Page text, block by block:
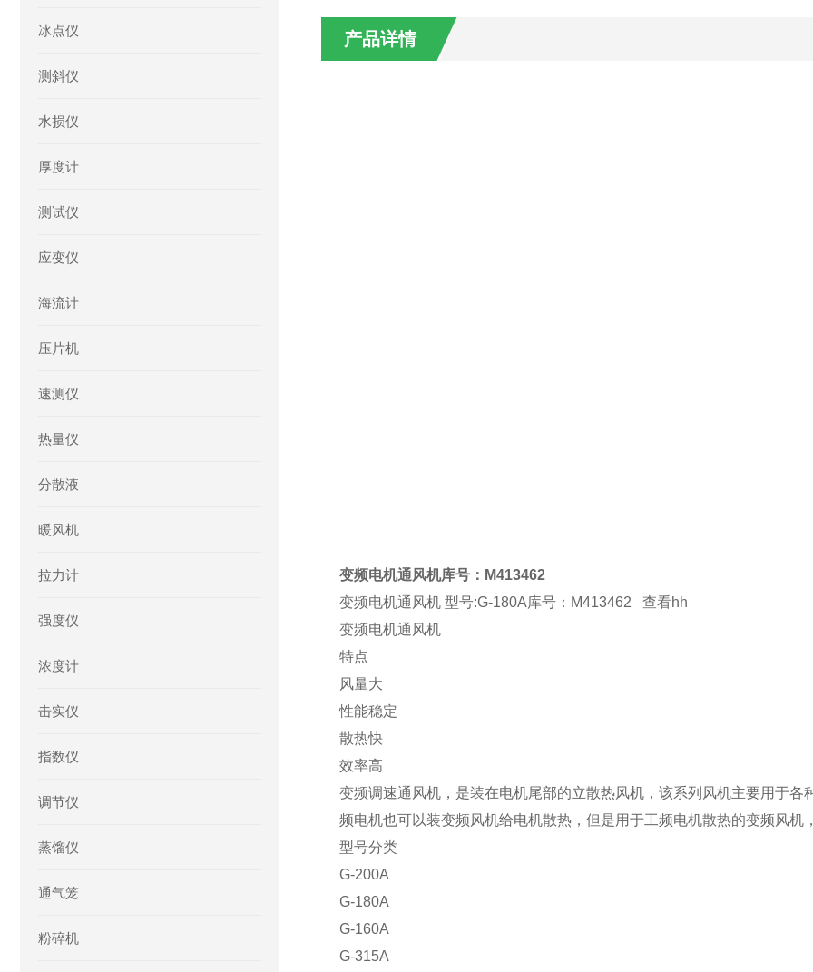
冰点仪
测斜仪
水损仪
厚度计
测试仪
应变仪
海流计
压片机
速测仪
热量仪
分散液
暖风机
拉力计
强度仪
浓度计
击实仪
指数仪
调节仪
蒸馏仪
通气笼
粉碎机
产品详情
变频电机通风机库号：M413462
变频电机通风机 型号:G-180A库号：M413462 查看hh
变频电机通风机
特点
风量大
性能稳定
散热快
效率高
变频调速通风机，是装在电机尾部的立散热风机，该系列风机主要用于
频电机也可以装变频风机给电机散热，但是用于工频电机散热的变频风机
型号分类
G-200A
G-180A
G-160A
G-315A